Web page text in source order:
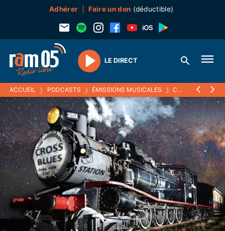
Adhérer Faire un don (déductible)
Play
LE DIRECT
ACCUEIL ❯ PODCASTS ❯ ÉMISSIONS MUSICALES ❯ CROSS BLUES STATION